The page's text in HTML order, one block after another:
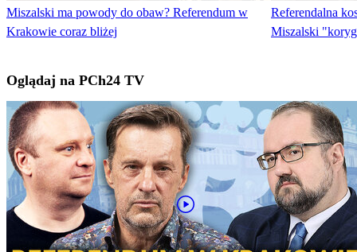
Miszalski ma powody do obaw? Referendum w
Krakowie coraz bliżej
Referendalna
Miszalski
Oglądaj na PCh24 TV